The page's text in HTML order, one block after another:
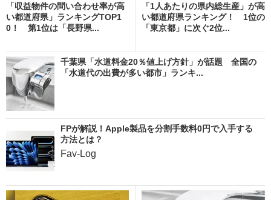
「収益物件の問い合わせ率が高
い都道府県」ランキングTOP1
0！ 第1位は「長野県...
「1人あたりの県内総生産」が高
い都道府県ランキング！ 1位の
「東京都」に次ぐ2位...
千葉県「水道料金20％値上げ方針」が話題 全国の
「水道代の出費が多い都市」ランキ...
FPが解説！Apple製品を分割手数料0円で入手する
方法とは？
Fav-Log